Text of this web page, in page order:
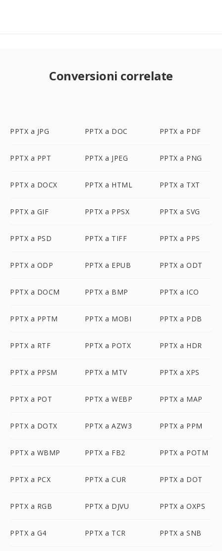
Conversioni correlate
PPTX a JPG PPTX a DOC PPTX a PDF
PPTX a PPT PPTX a JPEG PPTX a PNG
PPTX a DOCX PPTX a HTML PPTX a TXT
PPTX a GIF PPTX a PPSX PPTX a SVG
PPTX a PSD PPTX a TIFF PPTX a PPS
PPTX a ODP PPTX a EPUB PPTX a ODT
PPTX a DOCM PPTX a BMP PPTX a ICO
PPTX a PPTM PPTX a MOBI PPTX a PDB
PPTX a RTF PPTX a POTX PPTX a HDR
PPTX a PPSM PPTX a MTV PPTX a XPS
PPTX a POT PPTX a WEBP PPTX a MAP
PPTX a DOTX PPTX a AZW3 PPTX a PPM
PPTX a WBMP PPTX a FB2 PPTX a POTM
PPTX a PCX PPTX a CUR PPTX a DOT
PPTX a RGB PPTX a DJVU PPTX a OXPS
PPTX a G4 PPTX a TCR PPTX a SNB